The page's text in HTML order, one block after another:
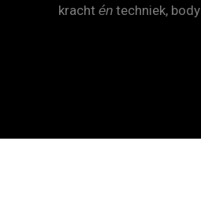
kracht én techniek, body